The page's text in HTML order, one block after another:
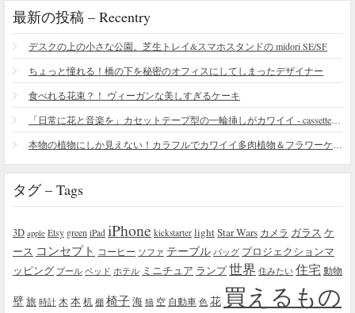
最新の投稿 – Recentry
デスクの上の小さな公園。芝生トレイ&スマホスタンドの midori SE/SF
ちょっと憧れる！橋の下を秘密のオフィスにしてしまったデザイナー
食べれる花束？！ ヴィーガンな美しすぎるケーキ
タグ – Tags
3D apple Etsy green iPad iPhone kickstarter lightStar Wars カメラ ガラス ケ
ース コンセプト コーヒー ソファ テーブル バッグ プロジェクションマ
ッピング プール ベッド ホテル ミニチュア ランプ世界 住みたい 住宅 動物
壁旅 時計 木 本机 棚 椅子海 猫 空 自動車 色 花 買えるもの